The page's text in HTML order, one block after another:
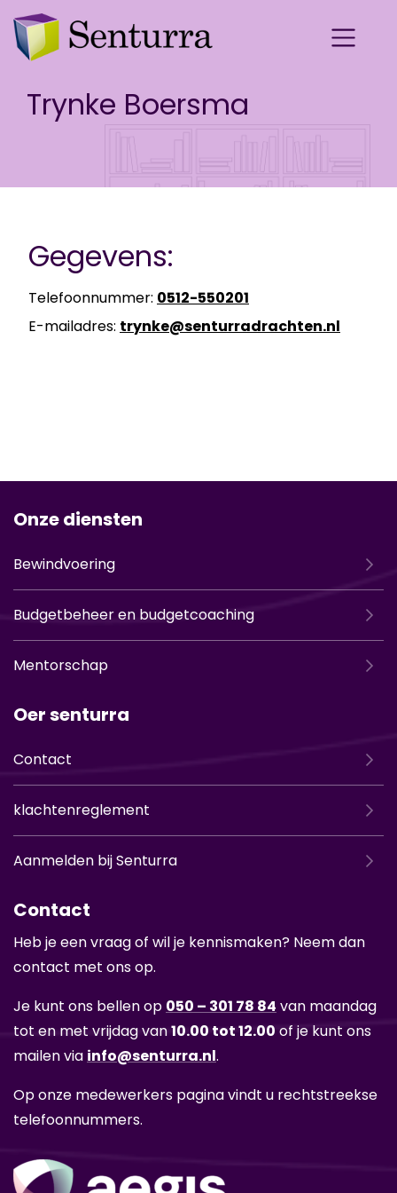
Trynke Boersma
Gegevens:
Te­le­foon­num­mer: 0512-​550201
E-​mailadres: tryn­ke@sen­tur­r­a­drach­ten.nl
Onze diensten
Bewindvoering
Budgetbeheer en budgetcoaching
Mentorschap
Oer senturra
Contact
klachtenreglement
Aanmelden bij Senturra
Contact
Heb je een vraag of wil je ken­nis­ma­ken? Neem dan
con­tact met ons op.
Je kunt ons bel­len op 050 – 301 78 84 van maan­dag
tot en met vrij­dag van10.00 tot 12.00 of je kunt ons
mai­len via info@sen­tur­ra.nl.
Op onze me­de­wer­kers pa­gi­na vindt u recht­streek­se
te­le­foon­num­mers.